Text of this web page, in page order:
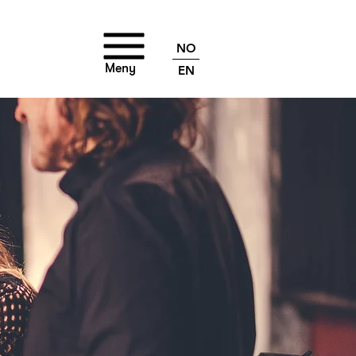
Meny
NO
EN